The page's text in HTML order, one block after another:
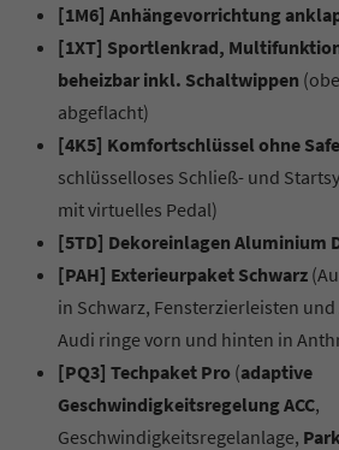
[1M6] Anhängevorrichtung
[1XT] Sportlenkrad,
beheizbar inkl. Schaltwippen
abgeflacht)
[4K5] Komfortschlüssel ohne
schlüsselloses Schließ- und
mit virtuelles Pedal)
[5TD] Dekoreinlagen Aluminium
[PAH] Exterieurpaket Schwarz
in Schwarz, Fensterzierleisten
Audi ringe vorn und hinten in
[PQ3] Techpaket Pro (adaptive
Geschwindigkeitsregelung ACC,
Geschwindigkeitsregelanlage,